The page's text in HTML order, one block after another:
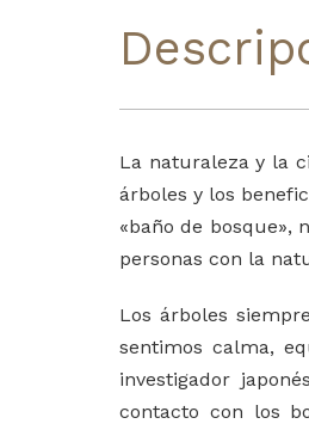
La naturaleza y la
árboles y los
«baño de bosque»,
personas con la
Los árboles
sentimos calma,
investigador
contacto con los